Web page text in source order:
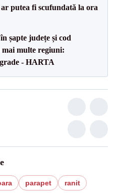
putea fi scufundată la ora
șapte județe și cod
multe regiuni:
- HARTA
parapet
ranit